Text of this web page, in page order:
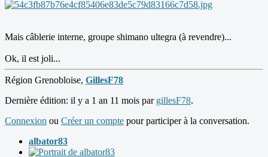
Mais câblerie interne, groupe shimano ultegra (à revendre)...
Ok, il est joli...
Région Grenobloise, GillesF78
Dernière édition: il y a 1 an 11 mois par gillesF78.
Connexion ou Créer un compte pour participer à la conversation.
albator83